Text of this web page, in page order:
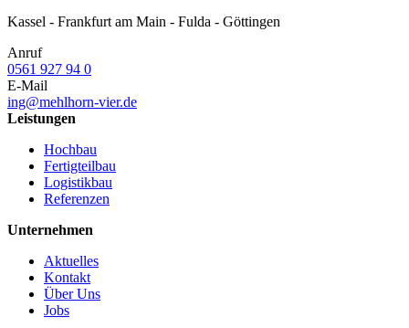
Kassel - Frankfurt am Main - Fulda - Göttingen
Anruf
0561 927 94 0
E-Mail
ing@mehlhorn-vier.de
Leistungen
Hochbau
Fertigteilbau
Logistikbau
Referenzen
Unternehmen
Aktuelles
Kontakt
Über Uns
Jobs